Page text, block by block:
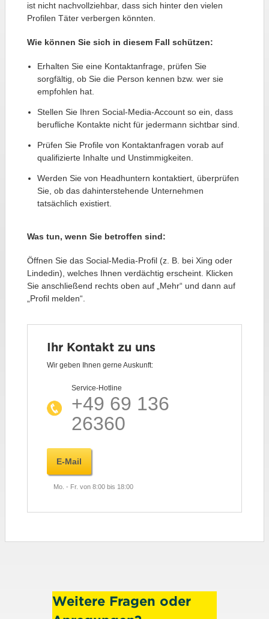
ist nicht nachvollziehbar, dass sich hinter den vielen
Profilen Täter verbergen könnten.
Wie können Sie sich in diesem Fall schützen:
Erhalten Sie eine Kontaktanfrage, prüfen Sie
sorgfältig, ob Sie die Person kennen bzw. wer sie
empfohlen hat.
Stellen Sie Ihren Social-Media-Account so ein, dass
berufliche Kontakte nicht für jedermann sichtbar sind.
Prüfen Sie Profile von Kontaktanfragen vorab auf
qualifizierte Inhalte und Unstimmigkeiten.
Werden Sie von Headhuntern kontaktiert, überprüfen
Sie, ob das dahinterstehende Unternehmen
tatsächlich existiert.
Was tun, wenn Sie betroffen sind:
Öffnen Sie das Social-Media-Profil (z. B. bei Xing oder
Lindedin), welches Ihnen verdächtig erscheint. Klicken
Sie anschließend rechts oben auf „Mehr“ und dann auf
„Profil melden“.
Ihr Kontakt zu uns
Wir geben Ihnen gerne Auskunft:
Service-Hotline
+49 69 136
26360
E-Mail
Mo. - Fr. von 8:00 bis 18:00
Weitere Fragen oder